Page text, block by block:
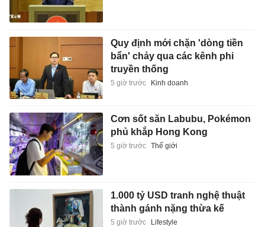
Quy định mới chặn 'dòng tiền
bẩn' chảy qua các kênh phi
truyền thống
5 giờ trước Kinh doanh
Cơn sốt săn Labubu, Pokémon
phủ khắp Hong Kong
5 giờ trước Thế giới
1.000 tỷ USD tranh nghệ thuật
thành gánh nặng thừa kế
5 giờ trước Lifestyle